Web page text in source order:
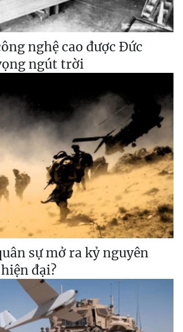
nghệ cao được Đức
ngút trời
sự mở ra kỷ nguyên
đại?